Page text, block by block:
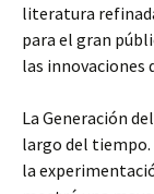
literatura
para el gran
las innovaciones
La Generación
largo del tiempo.
la